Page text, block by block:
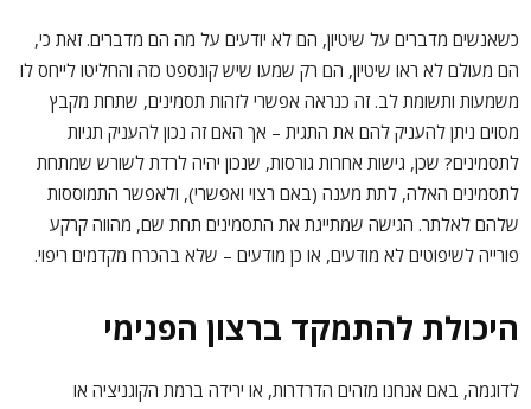
כשאנשים מדברים על שיטיון, הם לא יודעים על מה הם מדברים. זאת כי,
הם מעולם לא ראו שיטיון, הם רק שמעו שיש קונספט כזה והחליטו לייחס לו
משמעות ותשומת לב. זה כנראה אפשרי לזהות תסמינים, שתחת מקבץ
מסוים ניתן להעניק להם את התגית – אך האם זה נכון להעניק תגיות
לתסמינים? שכן, גישות אחרות גורסות, שנכון יהיה לרדת לשורש שמתחת
לתסמינים האלה, לתת מענה (באם רצוי ואפשרי), ולאפשר התמוססות
שלהם לאלתר. הגישה שמתייגת את התסמינים תחת שם, מהווה קרקע
פורייה לשיפוטים לא מודעים, או כן מודעים – שלא בהכרח מקדמים ריפוי.
היכולת להתמקד ברצון הפנימי
לדוגמה, באם אנחנו מזהים הדרדרות, או ירידה ברמת הקוגניציה או